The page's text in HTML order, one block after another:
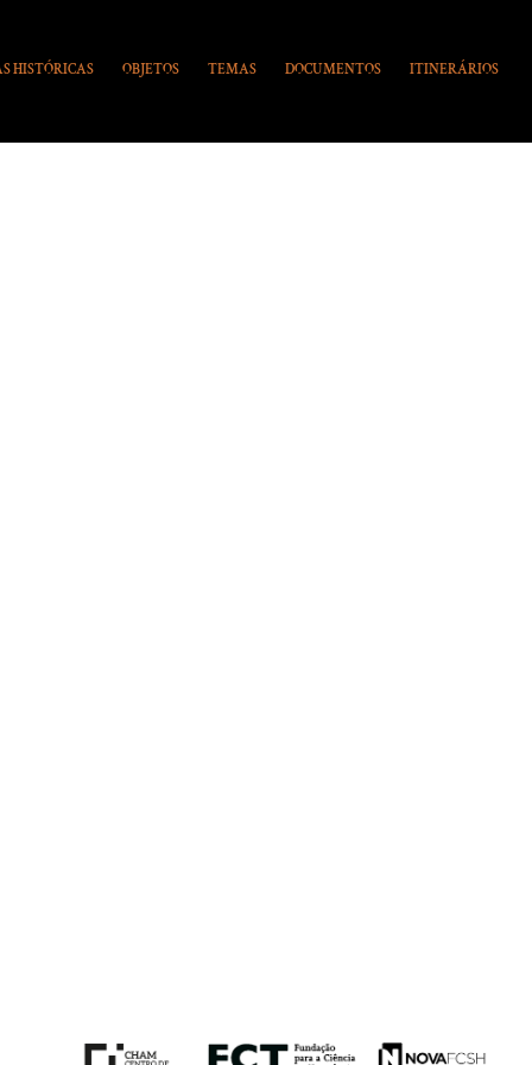
HISTÓRICAS OBJETOS TEMAS DOCUMENTOS ITINERÁRIOS